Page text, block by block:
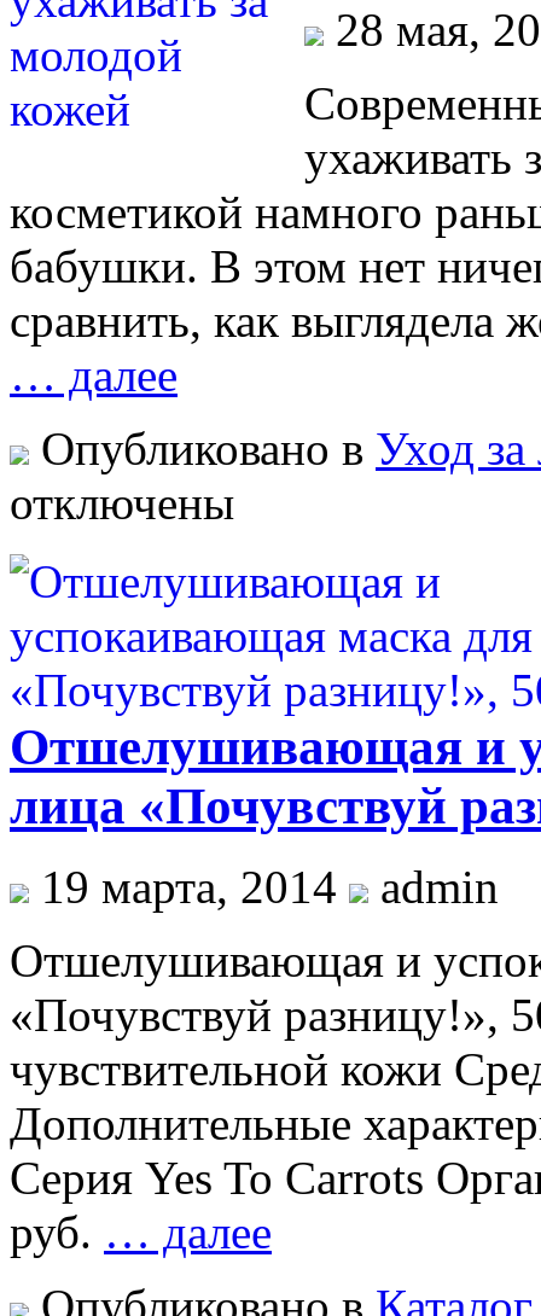
28 мая,
ухаживать
косметикой намного
бабушки. В этом нет
сравнить, как выглядела
… далее
Опубликовано в Уход
отключены
Отшелушивающая и
лица «Почувствуй
19 марта, 2014
admin
Отшелушивающая и
«Почувствуй разницу!»,
чувствительной кожи
Дополнительные
Серия Yes To Carrots
руб. … далее